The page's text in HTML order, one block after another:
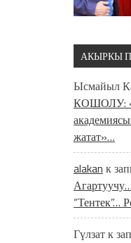
АКЫРКЫ
Ысмайыл
КОШОЛУ:
жатат»…
alakan к
“Тентек”…
Гүлзатк